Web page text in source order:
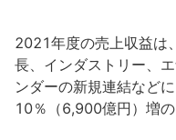
2021年度の売上収益は
長、インダストリー、
ンダーの新規連結など
10％（6,900億円）増